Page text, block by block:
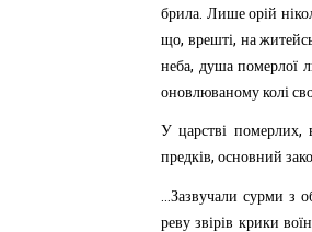
брила. Лише орій
що, врешті, на
неба, душа померлої
оновлюваному колі
У царстві померлих,
предків, основний
...Зазвучали сурми з
реву звірів крики